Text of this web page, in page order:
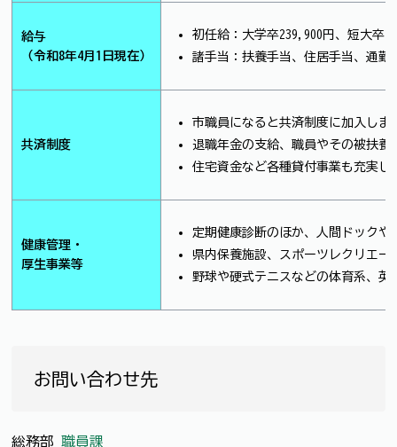
給与
（令和8年4月1日現在）
初任給：大学卒239,900円、短大卒
諸手当：扶養手当、住居手当、通勤
共済制度
市職員になると共済制度に加入しま
退職年金の支給、職員やその被扶
住宅資金など各種貸付事業も充実し
健康管理・
厚生事業等
定期健康診断のほか、人間ドック
県内保養施設、スポーツレクリエ
野球や硬式テニスなどの体育系、
お問い合わせ先
総務部 職員課